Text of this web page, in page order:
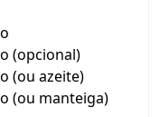
(opcional)
(ou azeite)
(ou manteiga)